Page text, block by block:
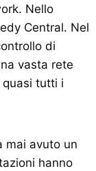
Nello
Central. Nel
di
vasta rete
quasi tutti i
mai avuto un
hanno